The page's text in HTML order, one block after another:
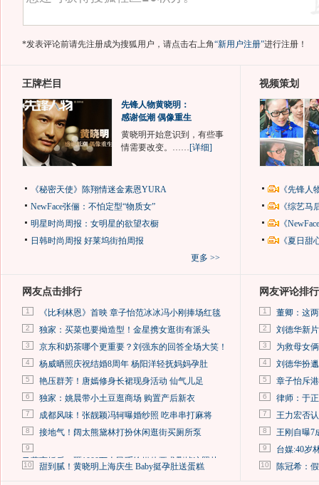
*发表评论前请先注册成为搜狐用户，请点击右上角“新用户注册”进行注册！
王牌栏目
先锋人物黄晓明：
感谢低潮 偶像重生
黄晓明开始意识到，有些事
情需要改变。……[详细]
《秘密天使》陈翔情迷金素恩YURA
NewFace张俪：不怕定型“物质女”
明星时尚周报：女明星的欲望衣橱
日韩时尚周报 好莱坞街拍周报
更多 >>
视频策划
《先锋
《综艺
《
《夏日
网友点击排行
1 《比利林恩》首映 章子怡范冰冰冯小刚捧场红毯
2 独家：买菜也要拗造型！金星携女逛街有派头
3 京东和奶茶哪个更重要？刘强东的回答全场大笑！
4 杨威晒照庆祝结婚8周年 杨阳洋轻抚妈妈孕肚
5 艳压群芳！唐嫣修身长裙现身活动 仙气儿足
6 独家：姚晨带小土豆逛商场 购置产后新衣
7 成都风味！张靓颖冯轲曝婚纱照 吃串串打麻将
8 接地气！阔太熊黛林打扮休闲逛街买厕所泵
9
马蓉离婚后，砸1000万人民币给媒体要求删掉这照片
10 甜到腻！黄晓明上海庆生 Baby挺孕肚送蛋糕
网友评论排行
1 董卿：这
2 刘德华新
3 为救母女
4 刘德华扮
5 章子怡斥
6 律师：于
7 王力宏否
8 王刚自曝7
9 台媒:40岁
10 陈冠希：